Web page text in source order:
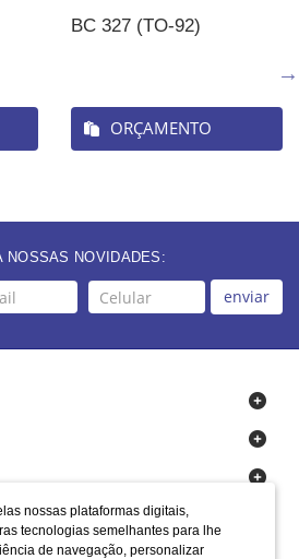
nossas plataformas digitais,
tecnologias semelhantes para lhe
de navegação, personalizar
BC 327 (TO-92)
ORÇAMENTO
NOSSAS NOVIDADES:
enviar